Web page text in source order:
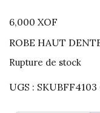
6,000 XOF
ROBE HAUT
Rupture de stock
UGS : SKUBFF4103